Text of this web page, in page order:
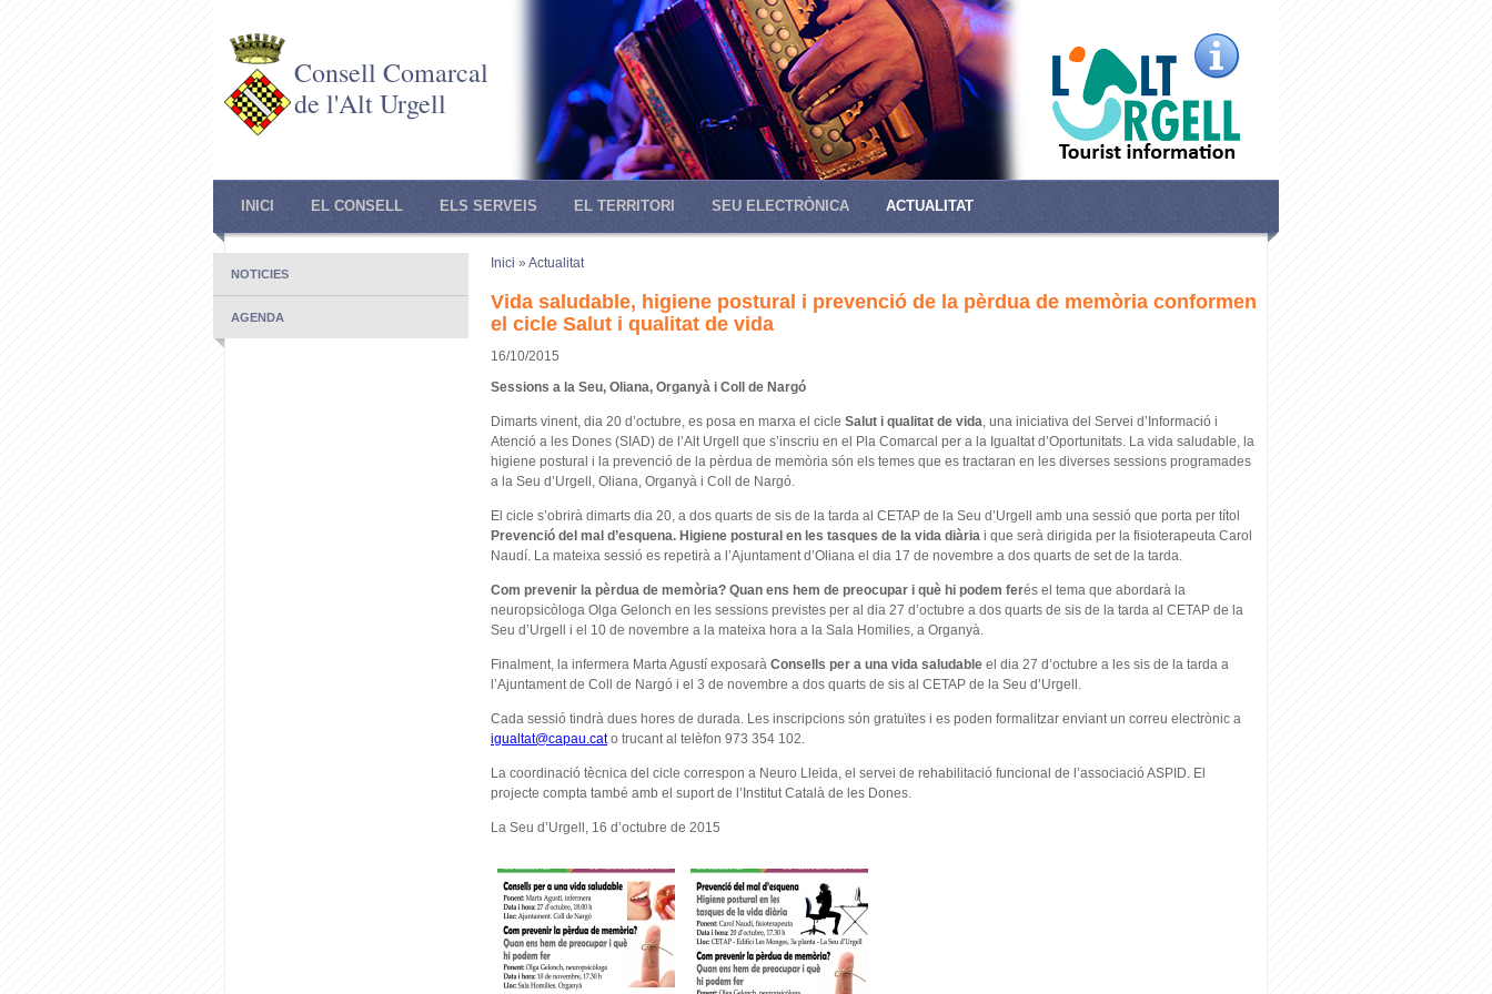
Consell Comarcal
de l'Alt Urgell
INICI EL CONSELL ELS SERVEIS EL TERRITORI SEU ELECTRÒNICA ACTUALITAT
NOTICIES
AGENDA
Inici » Actualitat
Vida saludable, higiene postural i prevenció de la pèrdua de memòria conformen
el cicle Salut i qualitat de vida
16/10/2015
Sessions a la Seu, Oliana, Organyà i Coll de Nargó
Dimarts vinent, dia 20 d’octubre, es posa en marxa el cicle Salut i qualitat de vida, una iniciativa del Servei d’Informació i
Atenció a les Dones (SIAD) de l’Alt Urgell que s’inscriu en el Pla Comarcal per a la Igualtat d’Oportunitats. La vida saludable, la
higiene postural i la prevenció de la pèrdua de memòria són els temes que es tractaran en les diverses sessions programades
a la Seu d’Urgell, Oliana, Organyà i Coll de Nargó.
El cicle s’obrirà dimarts dia 20, a dos quarts de sis de la tarda al CETAP de la Seu d’Urgell amb una sessió que porta per títol
Prevenció del mal d’esquena. Higiene postural en les tasques de la vida diària i que serà dirigida per la fisioterapeuta Carol
Naudí. La mateixa sessió es repetirà a l’Ajuntament d’Oliana el dia 17 de novembre a dos quarts de set de la tarda.
Com prevenir la pèrdua de memòria? Quan ens hem de preocupar i què hi podem ferés el tema que abordarà la
neuropsicòloga Olga Gelonch en les sessions previstes per al dia 27 d’octubre a dos quarts de sis de la tarda al CETAP de la
Seu d’Urgell i el 10 de novembre a la mateixa hora a la Sala Homilies, a Organyà.
Finalment, la infermera Marta Agustí exposarà Consells per a una vida saludable el dia 27 d’octubre a les sis de la tarda a
l’Ajuntament de Coll de Nargó i el 3 de novembre a dos quarts de sis al CETAP de la Seu d’Urgell.
Cada sessió tindrà dues hores de durada. Les inscripcions són gratuïtes i es poden formalitzar enviant un correu electrònic a
igualtat@capau.cato trucant al telèfon 973 354 102.
La coordinació tècnica del cicle correspon a Neuro Lleida, el servei de rehabilitació funcional de l’associació ASPID. El
projecte compta també amb el suport de l’Institut Català de les Dones.
La Seu d’Urgell, 16 d’octubre de 2015